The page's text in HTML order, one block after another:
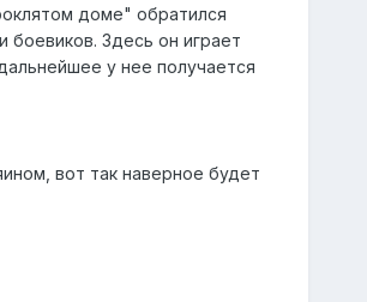
доме" обратился
боевиков. Здесь он играет
у нее получается
вот так наверное будет